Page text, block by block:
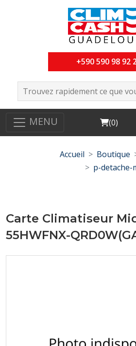
+590 590 98 92
MENU Cart
(0)
Accueil Boutique
p-detache-
Carte Climatiseur
55HWFNX-